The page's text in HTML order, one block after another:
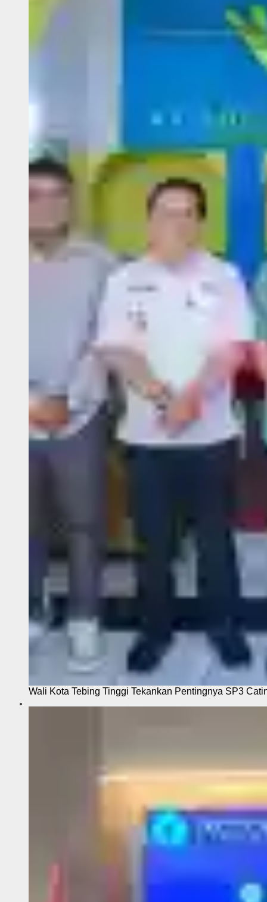
Wali Kota Tebing Tinggi Tekankan Pentingnya SP3